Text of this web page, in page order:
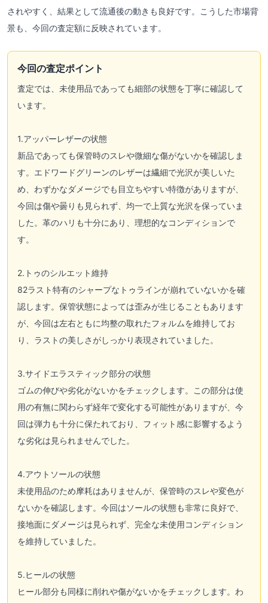
されやすく、結果として流通後の動きも良好です。こうした市場背
景も、今回の査定額に反映されています。
今回の査定ポイント
査定では、未使用品であっても細部の状態を丁寧に確認して
います。
1.アッパーレザーの状態
新品であっても保管時のスレや微細な傷がないかを確認しま
す。エドワードグリーンのレザーは繊細で光沢が美しいた
め、わずかなダメージでも目立ちやすい特徴がありますが、
今回は傷や曇りも見られず、均一で上質な光沢を保っていま
した。革のハリも十分にあり、理想的なコンディションで
す。
2.トゥのシルエット維持
82ラスト特有のシャープなトゥラインが崩れていないかを確
認します。保管状態によっては歪みが生じることもあります
が、今回は左右ともに均整の取れたフォルムを維持してお
り、ラストの美しさがしっかり表現されていました。
3.サイドエラスティック部分の状態
ゴムの伸びや劣化がないかをチェックします。この部分は使
用の有無に関わらず経年で変化する可能性がありますが、今
回は弾力も十分に保たれており、フィット感に影響するよう
な劣化は見られませんでした。
4.アウトソールの状態
未使用品のため摩耗はありませんが、保管時のスレや変色が
ないかを確認します。今回はソールの状態も非常に良好で、
接地面にダメージは見られず、完全な未使用コンディション
を維持していました。
5.ヒールの状態
ヒール部分も同様に削れや傷がないかをチェックします。わ